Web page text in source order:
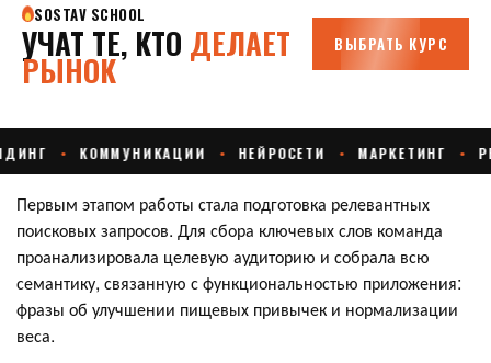
Первым этапом работы стала подготовка релевантных
поисковых запросов. Для сбора ключевых слов команда
проанализировала целевую аудиторию и собрала всю
семантику, связанную с функциональностью приложения:
фразы об улучшении пищевых привычек и нормализации
веса.